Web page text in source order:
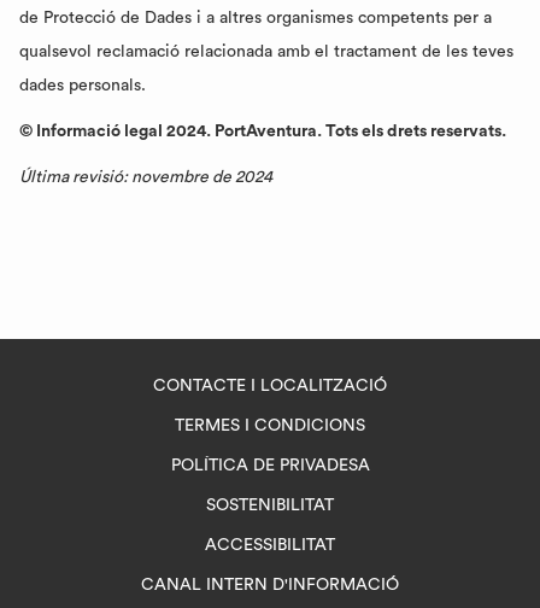
de Protecció de Dades i a altres organismes competents per a
qualsevol reclamació relacionada amb el tractament de les teves
dades personals.
© Informació legal 2024. PortAventura. Tots els drets reservats.
Última revisió: novembre de 2024
CONTACTE I LOCALITZACIÓ
TERMES I CONDICIONS
POLÍTICA DE PRIVADESA
SOSTENIBILITAT
ACCESSIBILITAT
CANAL INTERN D'INFORMACIÓOPENS